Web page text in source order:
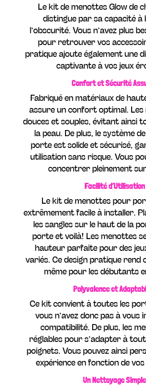
Le kit de menottes Glow de
distingue par sa capacité à
l’obscurité. Vous n’avez plus
pour retrouver vos
pratique ajoute également une
captivante à vos jeux
Confort et Sécurité
Fabriqué en matériaux de
assure un confort optimal.
douces et souples, évitant ainsi
la peau. De plus, le système
porte est solide et sécurisé,
utilisation sans risque. Vous
concentrer pleinement
Facilité d’Utilisation
Le kit de menottes pour
extrêmement facile à installer.
les sangles sur le haut de la
porte et voilà! Les menottes
hauteur parfaite pour des
variés. Ce design pratique rend
même pour les débutants
Polyvalence et
Ce kit convient à toutes les
vous n’avez donc pas à vous
compatibilité. De plus, les
réglables pour s’adapter à
poignets. Vous pouvez ainsi
expérience en fonction de
Un Nettoyage Simple